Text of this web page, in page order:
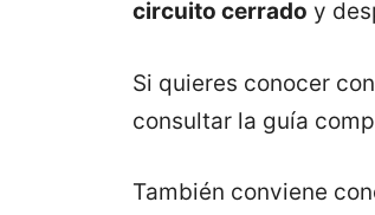
circuito cerrado y
Si quieres conocer
consultar la guía
También conviene